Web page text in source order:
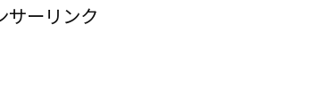
サーリンク